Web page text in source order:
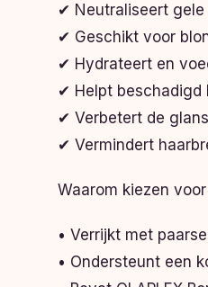
✔ Neutraliseert
✔ Geschikt voor
✔ Hydrateert en
✔ Helpt beschadigd
✔ Verbetert de
✔ Vermindert
Waarom kiezen
• Verrijkt met
• Ondersteunt een